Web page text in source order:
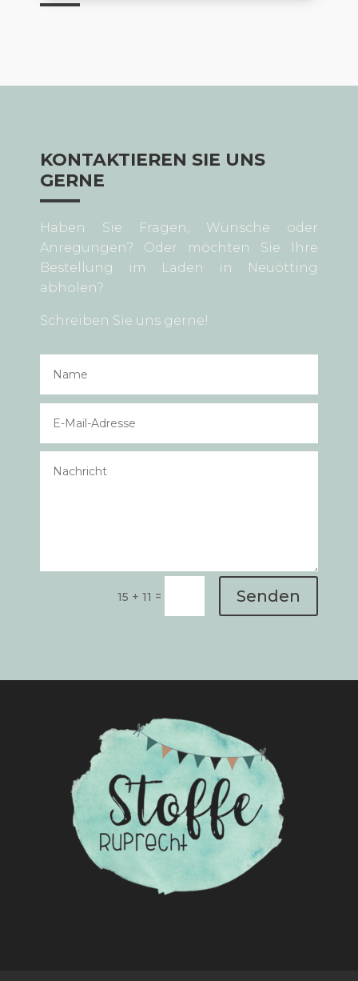
KONTAKTIEREN SIE UNS
GERNE
Haben Sie Fragen, Wünsche oder
Anregungen? Oder möchten Sie Ihre
Bestellung im Laden in Neuötting
abholen?
Schreiben Sie uns gerne!
15 + 11 = Senden